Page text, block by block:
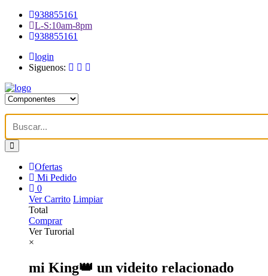
938855161
L-S:10am-8pm
938855161
login
Siguenos:
Ofertas
Mi Pedido
0
Ver Carrito Limpiar
Total
Comprar
Ver Turorial
×
mi King👑 un videito relacionado